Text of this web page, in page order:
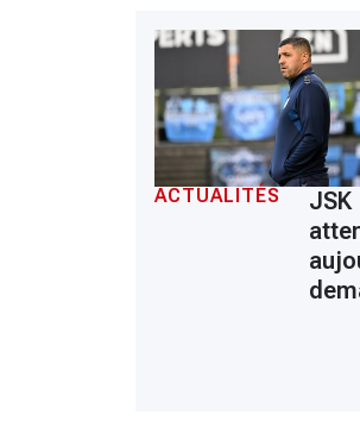
ACTUALITÉS
JSK